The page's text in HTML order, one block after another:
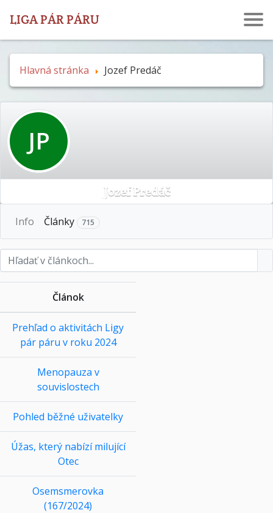
LIGA PÁR PÁRU
Hlavná stránka Jozef Predáč
JP
Jozef Predáč
Info Články 715
Článok
Prehľad o aktivitách Ligy
pár páru v roku 2024
Menopauza v
souvislostech
Pohled běžné uživatelky
Úžas, který nabízí milující
Otec
Osemsmerovka
(167/2024)